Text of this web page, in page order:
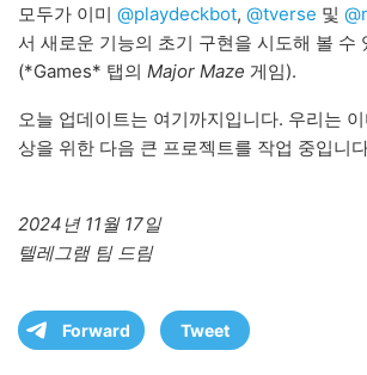
모두가 이미 @playdeckbot, @tverse 및
서 새로운 기능의 초기 구현을 시도해 볼 수
(*Games* 탭의 Major Maze 게임).
오늘 업데이트는 여기까지입니다. 우리는
상을 위한 다음 큰 프로젝트를 작업 중입니
2024년 11월 17일
텔레그램 팀 드림
Forward Tweet